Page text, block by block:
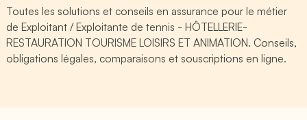
Toutes les solutions et conseils en assurance pour le métier
de Exploitant / Exploitante de tennis - HÔTELLERIE-
RESTAURATION TOURISME LOISIRS ET ANIMATION. Conseils,
obligations légales, comparaisons et souscriptions en ligne.